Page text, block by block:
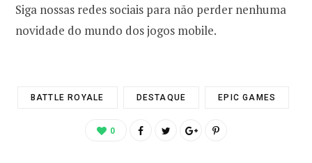
Siga nossas redes sociais para não perder nenhuma
novidade do mundo dos jogos mobile.
BATTLE ROYALE DESTAQUE EPIC GAMES
0